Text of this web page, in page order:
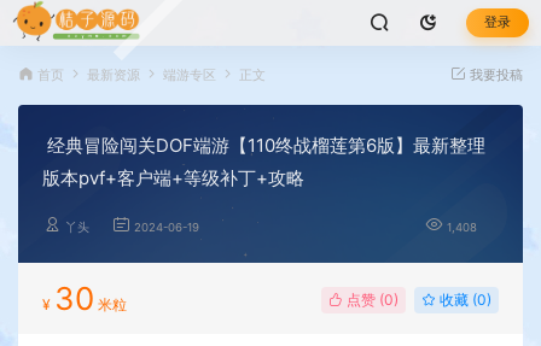
登录
首页 最新资源 端游专区 正文 我要投稿
经典冒险闯关DOF端游【110终战榴莲第6版】最新整理
版本pvf+客户端+等级补丁+攻略
丫头 2024-06-19 1,408
¥ 30 米粒 点赞 (0) 收藏 (0)